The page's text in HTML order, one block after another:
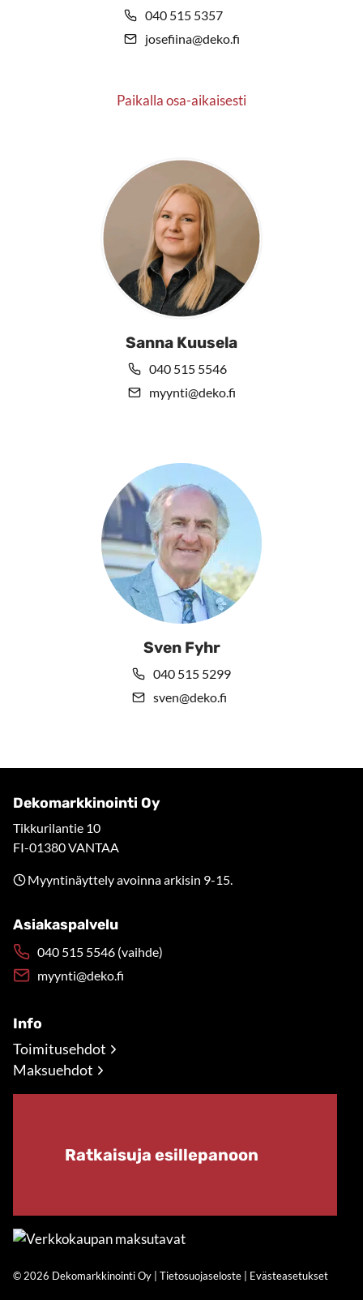
040 515 5357
josefiina@deko.fi
Paikalla osa-aikaisesti
Sanna Kuusela
040 515 5546
myynti@deko.fi
Sven Fyhr
040 515 5299
sven@deko.fi
Dekomarkkinointi Oy
Tikkurilantie 10
FI-01380 VANTAA
Myyntinäyttely avoinna arkisin 9-15.
Asiakaspalvelu
040 515 5546 (vaihde)
myynti@deko.fi
Info
Toimitusehdot
Maksuehdot
Ratkaisuja esillepanoon
© 2026 Dekomarkkinointi Oy | Tietosuojaseloste Evästeasetukset